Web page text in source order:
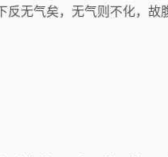
反无气矣，无气则不化，故